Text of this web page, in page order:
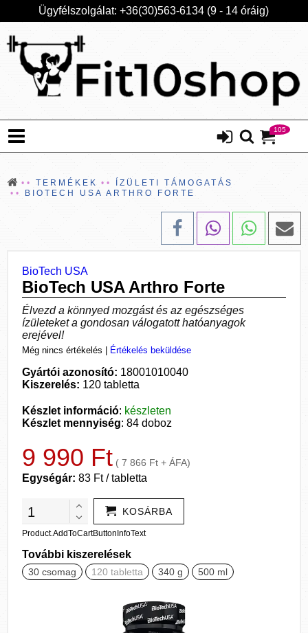
Ügyfélszolgálat: +36(30)563-6134 (9 - 14 óráig)
105
TERMÉKEK
ÍZÜLETI TÁMOGATÁS
BIOTECH USA ARTHRO FORTE
BioTech USA
BioTech USA Arthro Forte
Élvezd a könnyed mozgást és az egészséges
ízületeket a gondosan válogatott hatóanyagok
erejével!
Még nincs értékelés Értékelés beküldése
Gyártói azonosító: 18001010040
Kiszerelés: 120 tabletta
Készlet információ: készleten
Készlet mennyiség: 84 doboz
9 990 Ft ( 7 866 Ft + ÁFA)
Egységár: 83 Ft / tabletta
KOSÁRBA
Product.AddToCartButtonInfoText
További kiszerelések
30 csomag 120 tabletta 340 g 500 ml